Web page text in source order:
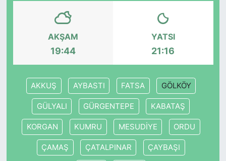
AKŞAM
19:44
YATSI
21:16
AKKUŞ AYBASTI FATSA GÖLKÖY
GÜLYALI GÜRGENTEPE KABATAŞ
KORGAN KUMRU MESUDİYE ORDU
ÇAMAŞ ÇATALPINAR ÇAYBAŞI